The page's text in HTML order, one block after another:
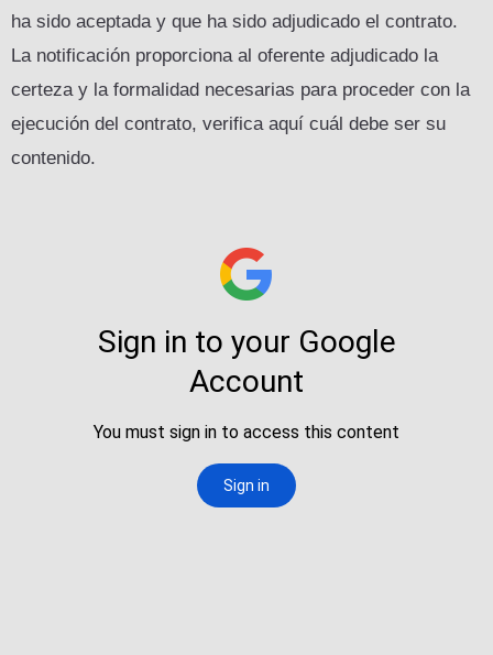
ha sido aceptada y que ha sido adjudicado el contrato.
La notificación proporciona al oferente adjudicado la
certeza y la formalidad necesarias para proceder con la
ejecución del contrato, verifica aquí cuál debe ser su
contenido.